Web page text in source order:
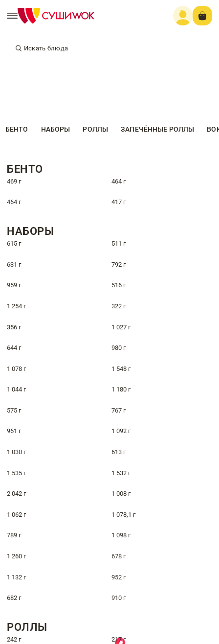
Искать блюда
БЕНТО НАБОРЫ РОЛЛЫ ЗАПЕЧЁННЫЕ РОЛЛЫ
БЕНТО
469 г 464 г
464 г 417 г
НАБОРЫ
615 г 511 г
631 г 792 г
959 г 516 г
1 254 г 322 г
356 г 1 027 г
644 г 980 г
1 078 г 1 548 г
1 044 г 1 180 г
575 г 767 г
961 г 1 092 г
1 030 г 613 г
1 535 г 1 532 г
2 042 г 1 008 г
1 062 г 1 078,1 г
789 г 1 098 г
1 260 г 678 г
1 132 г 952 г
682 г 910 г
РОЛЛЫ
242 г 217 г